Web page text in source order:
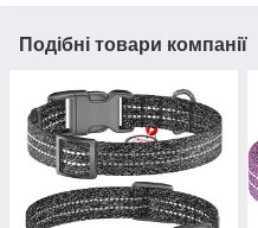
Подібні товари компанії